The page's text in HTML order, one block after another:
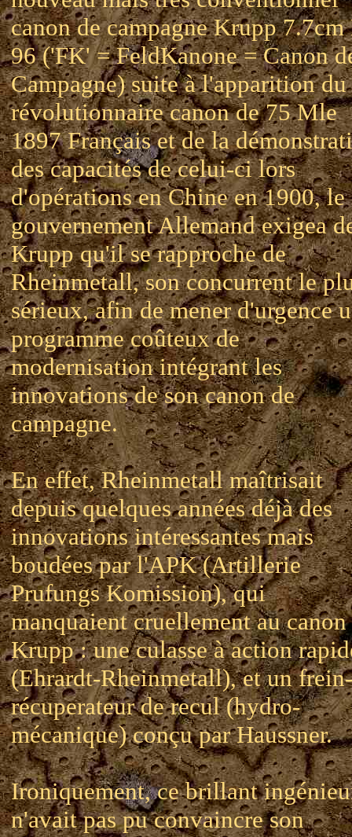
canon de campagne Krupp 7.7cm
96 ('FK' = FeldKanone = Canon
Campagne) suite à l'apparition du
révolutionnaire canon de 75 Mle
1897 Français et de la
des capacités de celui-ci lors
d'opérations en Chine en 1900, le
gouvernement Allemand exigea
Krupp qu'il se rapproche de
Rheinmetall, son concurrent le
sérieux, afin de mener d'urgence
programme coûteux de
modernisation intégrant les
innovations de son canon de
campagne.
En effet, Rheinmetall maîtrisait
depuis quelques années déjà des
innovations intéressantes mais
boudées par l'APK (Artillerie
Prufungs Komission), qui
manquaient cruellement au canon
Krupp : une culasse à action
(Ehrardt-Rheinmetall), et un frein-
récuperateur de recul (hydro-
mécanique) conçu par Haussner.
Ironiquement, ce brillant
n'avait pas pu convaincre son